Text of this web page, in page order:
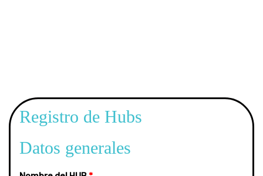
Registro de Hubs
Datos generales